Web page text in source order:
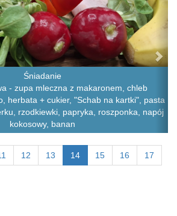
Śniadanie
- zupa mleczna z makaronem, chleb
herbata + cukier, "Schab na kartki", pasta
rzodkiewki, papryka, roszponka, napój
kokosowy, banan
12 13 14 15 16 17